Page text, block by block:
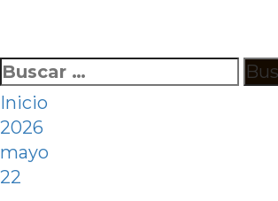
Ir
al
contenido
Buscar:
Inicio
2026
mayo
22